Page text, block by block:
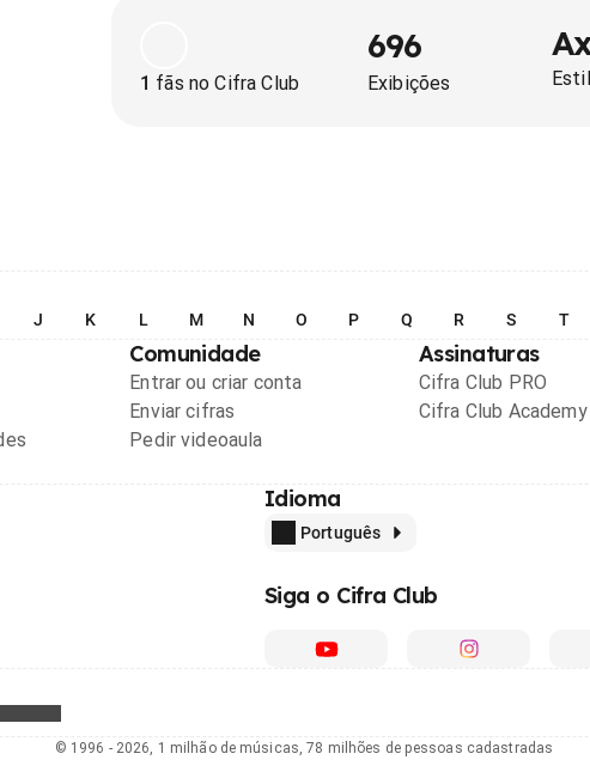
1 fãs no Cifra Club
696
Exibições
J K L M N O P Q R S T
Comunidade
Entrar ou criar conta
Enviar cifras
Pedir videoaula
Assinaturas
Cifra Club PRO
Cifra Club Academy
Idioma
Português
Siga o Cifra Club
© 1996 - 2026, 1 milhão de músicas, 78 milhões de pessoas cadastradas